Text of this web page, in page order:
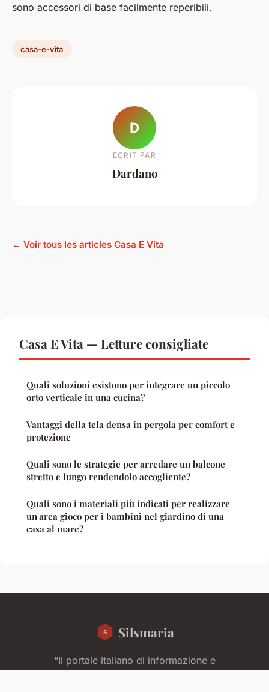
sono accessori di base facilmente reperibili.
casa-e-vita
D
ECRIT PAR
Dardano
← Voir tous les articles Casa E Vita
Casa E Vita — Letture consigliate
Quali soluzioni esistono per integrare un piccolo
orto verticale in una cucina?
Vantaggi della tela densa in pergola per comfort e
protezione
Quali sono le strategie per arredare un balcone
stretto e lungo rendendolo accogliente?
Quali sono i materiali più indicati per realizzare
un'area gioco per i bambini nel giardino di una
casa al mare?
Silsmaria
“Il portale italiano di informazione e